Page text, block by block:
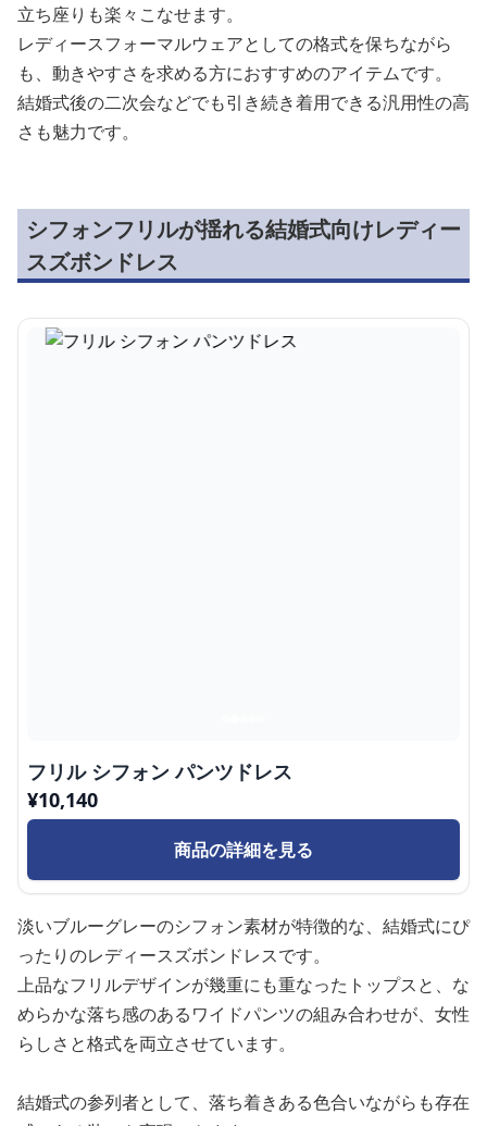
立ち座りも楽々こなせます。
レディースフォーマルウェアとしての格式を保ちながら
も、動きやすさを求める方におすすめのアイテムです。
結婚式後の二次会などでも引き続き着用できる汎用性の高
さも魅力です。
シフォンフリルが揺れる結婚式向けレディー
スズボンドレス
フリル シフォン パンツドレス
¥10,140
商品の詳細を見る
淡いブルーグレーのシフォン素材が特徴的な、結婚式にぴ
ったりのレディースズボンドレスです。
上品なフリルデザインが幾重にも重なったトップスと、な
めらかな落ち感のあるワイドパンツの組み合わせが、女性
らしさと格式を両立させています。
結婚式の参列者として、落ち着きある色合いながらも存在